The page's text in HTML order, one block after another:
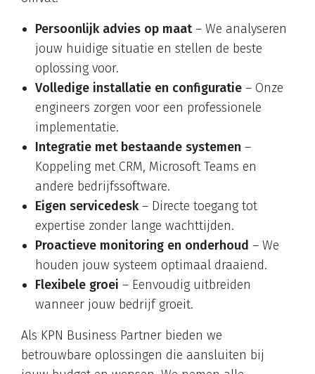
Persoonlijk advies op maat– We analyseren
jouw huidige situatie en stellen de beste
oplossing voor.
Volledige installatie en configuratie – Onze
engineers zorgen voor een professionele
implementatie.
Integratie met bestaande systemen –
Koppeling met CRM, Microsoft Teams en
andere bedrijfssoftware.
Eigen servicedesk– Directe toegang tot
expertise zonder lange wachttijden.
Proactieve monitoring en onderhoud – We
houden jouw systeem optimaal draaiend.
Flexibele groei – Eenvoudig uitbreiden
wanneer jouw bedrijf groeit.
Als KPN Business Partner bieden we
betrouwbare oplossingen die aansluiten bij